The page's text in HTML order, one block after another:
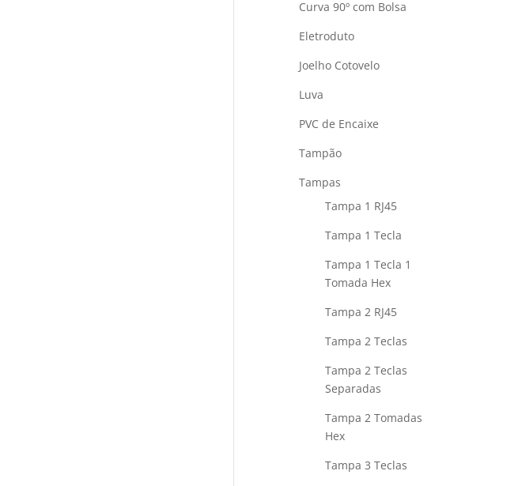
Curva 90º com Bolsa
Eletroduto
Joelho Cotovelo
Luva
PVC de Encaixe
Tampão
Tampas
Tampa 1 RJ45
Tampa 1 Tecla
Tampa 1 Tecla 1
Tomada Hex
Tampa 2 RJ45
Tampa 2 Teclas
Tampa 2 Teclas
Separadas
Tampa 2 Tomadas
Hex
Tampa 3 Teclas